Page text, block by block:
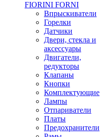
FIORINI FORNI
Впрыскиватели
Горелки
Датчики
Двери, стекла и
аксессуары
Двигатели,
редукторы
Клапаны
Кнопки
Комплектующие
Лампы
Отпариватели
Платы
Предохранители